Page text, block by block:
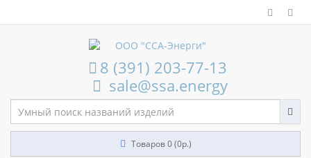
8 (391) 203-77-13
sale@ssa.energy
Товаров 0 (0р.)